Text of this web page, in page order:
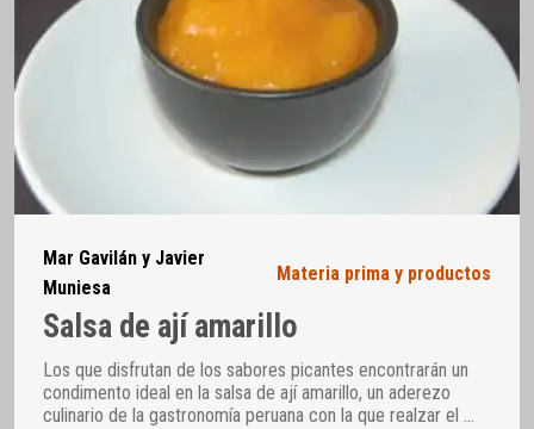
Mar Gavilán y Javier
Muniesa
Materia prima y productos
Salsa de ají amarillo
Los que disfrutan de los sabores picantes encontrarán un
condimento ideal en la salsa de ají amarillo, un aderezo
culinario de la gastronomía peruana con la que realzar el …